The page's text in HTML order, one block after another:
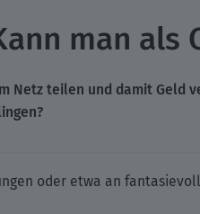
man
Netz teilen und damit Geld
oder etwa an